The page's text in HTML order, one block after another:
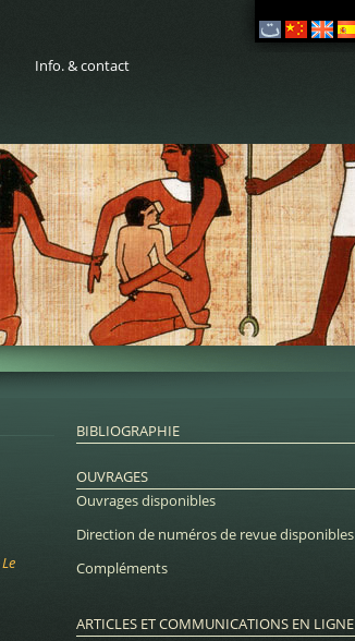
Info. & contact
Le
BIBLIOGRAPHIE
OUVRAGES
Ouvrages disponibles
Direction de numéros de revue disponibles
Compléments
ARTICLES ET COMMUNICATIONS EN LIGNE